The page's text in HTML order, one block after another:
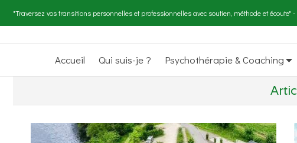
"Traversez vos transitions personnelles et professionnelles avec soutien, méthode et
Accueil Qui suis-je ? Psychothérapie & Coaching